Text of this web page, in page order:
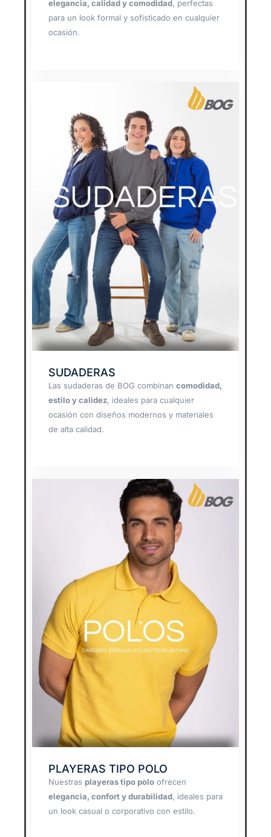
elegancia, calidad y comodidad, perfectas
para un look formal y sofisticado en cualquier
ocasión.
SUDADERAS
Las sudaderas de BOG combinan comodidad,
estilo y calidez, ideales para cualquier
ocasión con diseños modernos y materiales
de alta calidad.
PLAYERAS TIPO POLO
Nuestras playeras tipo polo ofrecen
elegancia, confort y durabilidad, ideales para
un look casual o corporativo con estilo.